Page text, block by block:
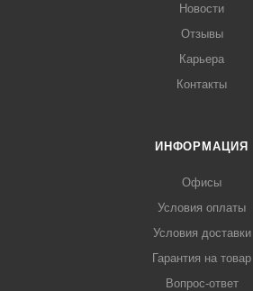
Новости
Отзывы
Карьера
Контакты
ИНФОРМАЦИЯ
Офисы
Условия оплаты
Условия доставки
Гарантия на товар
Вопрос-ответ